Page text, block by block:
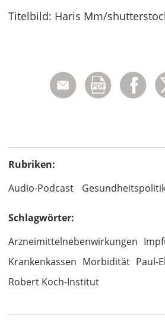
Titelbild: Haris Mm/
Rubriken:
Audio-Podcast
Schlagwörter:
Arzneimittelnebenwirkungen
Krankenkassen Morbidität Paul-
Robert Koch-Institut